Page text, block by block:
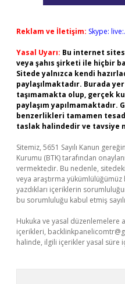
Reklam ve İletişim: Skype:
Yasal Uyarı: Bu internet
veya şahıs şirketi ile hiçbir
Sitede yalnızca kendi
paylaşılmaktadır. Burada
taşımamakta olup, gerçek
paylaşım
benzerlikleri tamamen
taslak halindedir ve tavsiye
Sitemiz, 5651 Sayılı Kanun
Kurumu (BTK) tarafından
vermektedir. Bu nedenle,
veya araştırma
yazdıkları içeriklerin
bu sorumluluğu kabul etmiş
Hukuka ve yasal düzenlemelere
içerikleri,
halinde, ilgili içerikler yasal süre